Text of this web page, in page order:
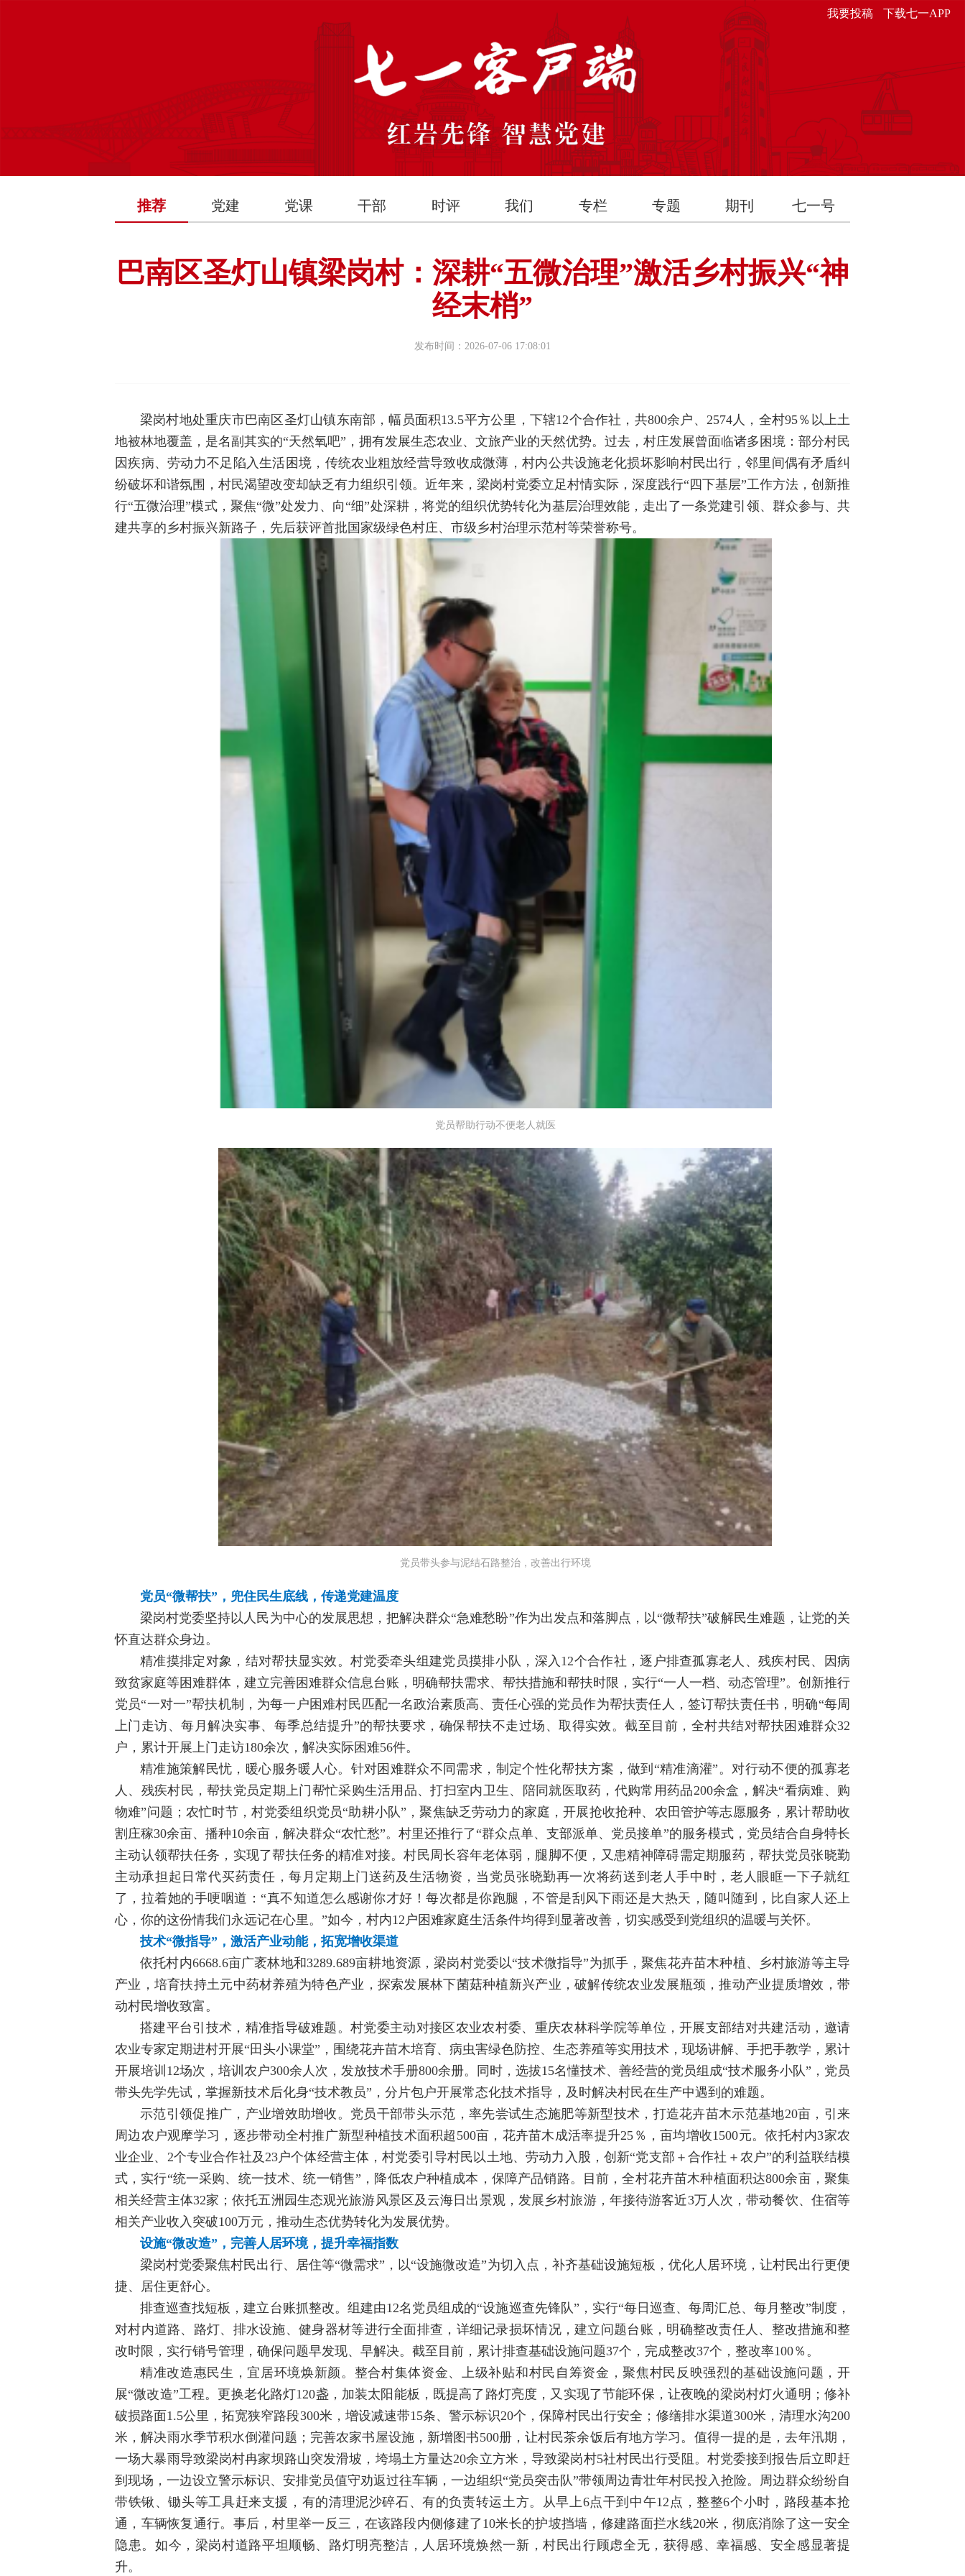
我要投稿 下载七一APP
推荐 党建 党课 干部 时评 我们 专栏 专题 期刊 七一号
巴南区圣灯山镇梁岗村：深耕“五微治理”激活乡村振兴“神
经末梢”
发布时间：2026-07-06 17:08:01
梁岗村地处重庆市巴南区圣灯山镇东南部，幅员面积13.5平方公里，下辖12个合作社，共800余户、2574人，全村95％以上土
地被林地覆盖，是名副其实的“天然氧吧”，拥有发展生态农业、文旅产业的天然优势。过去，村庄发展曾面临诸多困境：部分村民
因疾病、劳动力不足陷入生活困境，传统农业粗放经营导致收成微薄，村内公共设施老化损坏影响村民出行，邻里间偶有矛盾纠
纷破坏和谐氛围，村民渴望改变却缺乏有力组织引领。近年来，梁岗村党委立足村情实际，深度践行“四下基层”工作方法，创新推
行“五微治理”模式，聚焦“微”处发力、向“细”处深耕，将党的组织优势转化为基层治理效能，走出了一条党建引领、群众参与、共
建共享的乡村振兴新路子，先后获评首批国家级绿色村庄、市级乡村治理示范村等荣誉称号。
党员帮助行动不便老人就医
党员带头参与泥结石路整治，改善出行环境
党员“微帮扶”，兜住民生底线，传递党建温度
梁岗村党委坚持以人民为中心的发展思想，把解决群众“急难愁盼”作为出发点和落脚点，以“微帮扶”破解民生难题，让党的关
怀直达群众身边。
精准摸排定对象，结对帮扶显实效。村党委牵头组建党员摸排小队，深入12个合作社，逐户排查孤寡老人、残疾村民、因病
致贫家庭等困难群体，建立完善困难群众信息台账，明确帮扶需求、帮扶措施和帮扶时限，实行“一人一档、动态管理”。创新推行
党员“一对一”帮扶机制，为每一户困难村民匹配一名政治素质高、责任心强的党员作为帮扶责任人，签订帮扶责任书，明确“每周
上门走访、每月解决实事、每季总结提升”的帮扶要求，确保帮扶不走过场、取得实效。截至目前，全村共结对帮扶困难群众32
户，累计开展上门走访180余次，解决实际困难56件。
精准施策解民忧，暖心服务暖人心。针对困难群众不同需求，制定个性化帮扶方案，做到“精准滴灌”。对行动不便的孤寡老
人、残疾村民，帮扶党员定期上门帮忙采购生活用品、打扫室内卫生、陪同就医取药，代购常用药品200余盒，解决“看病难、购
物难”问题；农忙时节，村党委组织党员“助耕小队”，聚焦缺乏劳动力的家庭，开展抢收抢种、农田管护等志愿服务，累计帮助收
割庄稼30余亩、播种10余亩，解决群众“农忙愁”。村里还推行了“群众点单、支部派单、党员接单”的服务模式，党员结合自身特长
主动认领帮扶任务，实现了帮扶任务的精准对接。村民周长容年老体弱，腿脚不便，又患精神障碍需定期服药，帮扶党员张晓勤
主动承担起日常代买药责任，每月定期上门送药及生活物资，当党员张晓勤再一次将药送到老人手中时，老人眼眶一下子就红
了，拉着她的手哽咽道：“真不知道怎么感谢你才好！每次都是你跑腿，不管是刮风下雨还是大热天，随叫随到，比自家人还上
心，你的这份情我们永远记在心里。”如今，村内12户困难家庭生活条件均得到显著改善，切实感受到党组织的温暖与关怀。
技术“微指导”，激活产业动能，拓宽增收渠道
依托村内6668.6亩广袤林地和3289.689亩耕地资源，梁岗村党委以“技术微指导”为抓手，聚焦花卉苗木种植、乡村旅游等主导
产业，培育扶持土元中药材养殖为特色产业，探索发展林下菌菇种植新兴产业，破解传统农业发展瓶颈，推动产业提质增效，带
动村民增收致富。
搭建平台引技术，精准指导破难题。村党委主动对接区农业农村委、重庆农林科学院等单位，开展支部结对共建活动，邀请
农业专家定期进村开展“田头小课堂”，围绕花卉苗木培育、病虫害绿色防控、生态养殖等实用技术，现场讲解、手把手教学，累计
开展培训12场次，培训农户300余人次，发放技术手册800余册。同时，选拔15名懂技术、善经营的党员组成“技术服务小队”，党员
带头先学先试，掌握新技术后化身“技术教员”，分片包户开展常态化技术指导，及时解决村民在生产中遇到的难题。
示范引领促推广，产业增效助增收。党员干部带头示范，率先尝试生态施肥等新型技术，打造花卉苗木示范基地20亩，引来
周边农户观摩学习，逐步带动全村推广新型种植技术面积超500亩，花卉苗木成活率提升25％，亩均增收1500元。依托村内3家农
业企业、2个专业合作社及23户个体经营主体，村党委引导村民以土地、劳动力入股，创新“党支部＋合作社＋农户”的利益联结模
式，实行“统一采购、统一技术、统一销售”，降低农户种植成本，保障产品销路。目前，全村花卉苗木种植面积达800余亩，聚集
相关经营主体32家；依托五洲园生态观光旅游风景区及云海日出景观，发展乡村旅游，年接待游客近3万人次，带动餐饮、住宿等
相关产业收入突破100万元，推动生态优势转化为发展优势。
设施“微改造”，完善人居环境，提升幸福指数
梁岗村党委聚焦村民出行、居住等“微需求”，以“设施微改造”为切入点，补齐基础设施短板，优化人居环境，让村民出行更便
捷、居住更舒心。
排查巡查找短板，建立台账抓整改。组建由12名党员组成的“设施巡查先锋队”，实行“每日巡查、每周汇总、每月整改”制度，
对村内道路、路灯、排水设施、健身器材等进行全面排查，详细记录损坏情况，建立问题台账，明确整改责任人、整改措施和整
改时限，实行销号管理，确保问题早发现、早解决。截至目前，累计排查基础设施问题37个，完成整改37个，整改率100％。
精准改造惠民生，宜居环境焕新颜。整合村集体资金、上级补贴和村民自筹资金，聚焦村民反映强烈的基础设施问题，开
展“微改造”工程。更换老化路灯120盏，加装太阳能板，既提高了路灯亮度，又实现了节能环保，让夜晚的梁岗村灯火通明；修补
破损路面1.5公里，拓宽狭窄路段300米，增设减速带15条、警示标识20个，保障村民出行安全；修缮排水渠道300米，清理水沟200
米，解决雨水季节积水倒灌问题；完善农家书屋设施，新增图书500册，让村民茶余饭后有地方学习。值得一提的是，去年汛期，
一场大暴雨导致梁岗村冉家坝路山突发滑坡，垮塌土方量达20余立方米，导致梁岗村5社村民出行受阻。村党委接到报告后立即赶
到现场，一边设立警示标识、安排党员值守劝返过往车辆，一边组织“党员突击队”带领周边青壮年村民投入抢险。周边群众纷纷自
带铁锹、锄头等工具赶来支援，有的清理泥沙碎石、有的负责转运土方。从早上6点干到中午12点，整整6个小时，路段基本抢
通，车辆恢复通行。事后，村里举一反三，在该路段内侧修建了10米长的护坡挡墙，修建路面拦水线20米，彻底消除了这一安全
隐患。如今，梁岗村道路平坦顺畅、路灯明亮整洁，人居环境焕然一新，村民出行顾虑全无，获得感、幸福感、安全感显著提
升。